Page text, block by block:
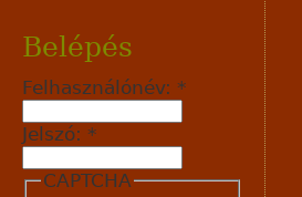
Belépés
Felhasználónév: *
Jelszó: *
CAPTCHA